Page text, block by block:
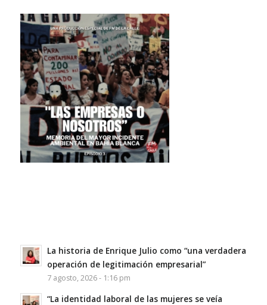
La historia de Enrique Julio como “una verdadera
operación de legitimación empresarial”
7 agosto, 2026 - 1:16 pm
“La identidad laboral de las mujeres se veía